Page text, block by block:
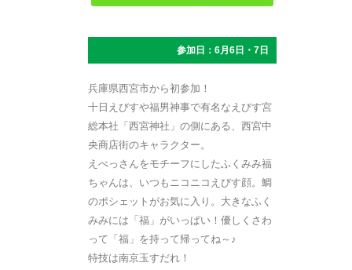
参加日：6月6日・7日
兵庫県西宮市から初参加！
十日えびすや福男神事で有名なえびす宮
総本社「西宮神社」の側にある、西宮中
央商店街のキャラクター。
えべっさんをモチーフにしたふくみみ福
ちゃんは、いつもニコニコえびす顔。鯛
のポシェットがお気に入り。大きなふく
みみには「福」がいっぱい！優しくさわ
って「福」を持って帰ってね～♪
特技は南京玉すだれ！